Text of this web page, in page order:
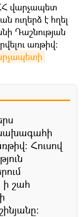
վարչապետ
ուղերձ է հղել
Դաշնության
առթիվ:
Հուսով
ի շահ